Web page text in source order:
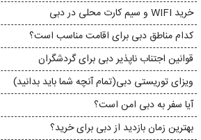
خرید WIFI و سیم کارت محلی در دبی
کدام مناطق دبی برای اقامت مناسب است؟
قوانین اجتناب ناپذیر دبی برای گردشگران
ویزای توریستی دبی(تمام آنچه شما باید بدانید)
آیا سفر به دبی امن است؟
بهترین زمان بازدید از دبی برای خرید؟